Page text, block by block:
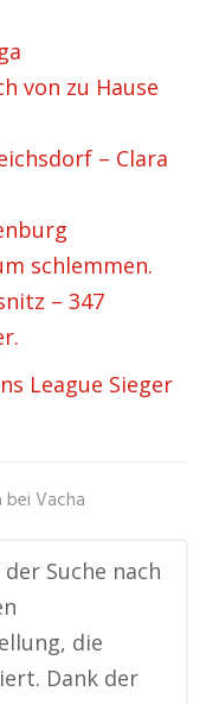
von zu Hause
– Clara
schlemmen.
– 347
League Sieger
Vacha
Suche nach
die
Dank der